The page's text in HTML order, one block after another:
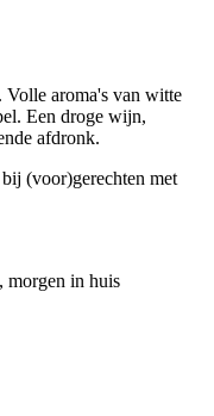
aroma's van witte
Een droge wijn,
afdronk.
(voor)gerechten met
morgen in huis